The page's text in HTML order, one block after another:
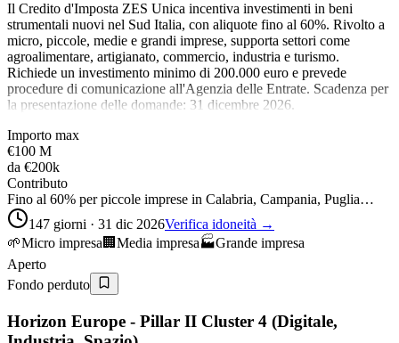
Il Credito d'Imposta ZES Unica incentiva investimenti in beni
strumentali nuovi nel Sud Italia, con aliquote fino al 60%. Rivolto a
micro, piccole, medie e grandi imprese, supporta settori come
agroalimentare, artigianato, commercio, industria e turismo.
Richiede un investimento minimo di 200.000 euro e prevede
procedure di comunicazione all'Agenzia delle Entrate. Scadenza per
la presentazione delle domande: 31 dicembre 2026.
Importo max
€100 M
da €200k
Contributo
Fino al 60% per piccole imprese in Calabria, Campania, Puglia…
147 giorni · 31 dic 2026Verifica idoneità →
🌱Micro impresa 🏢 Media impresa🏭Grande impresa
Aperto
Fondo perduto
Horizon Europe - Pillar II Cluster 4 (Digitale,